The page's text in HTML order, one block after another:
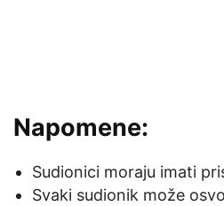
Napomene:
Sudionici moraju imati
Svaki sudionik može